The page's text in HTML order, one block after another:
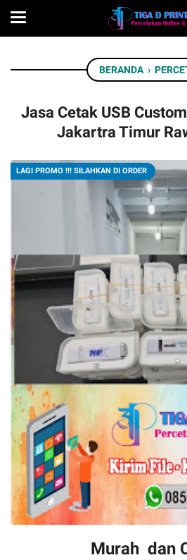
BERANDA ›
Jasa Cetak USB
Jakartra Timur
LAGI PROMO !!! SILAHKAN DI ORDER
Murah dan